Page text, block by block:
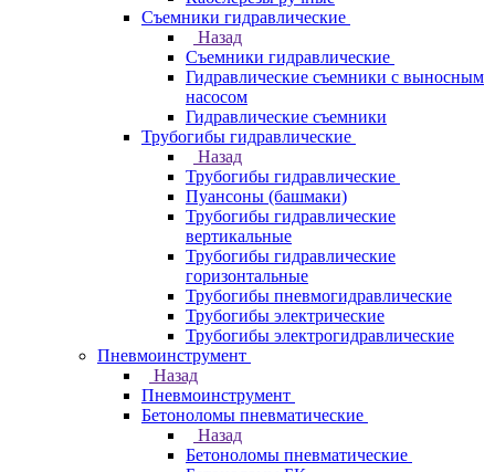
Съемники гидравлические
Назад
Съемники гидравлические
Гидравлические cъемники с выносным
насосом
Гидравлические съемники
Трубогибы гидравлические
Назад
Трубогибы гидравлические
Пуансоны (башмаки)
Трубогибы гидравлические
вертикальные
Трубогибы гидравлические
горизонтальные
Трубогибы пневмогидравлические
Трубогибы электрические
Трубогибы электрогидравлические
Пневмоинструмент
Назад
Пневмоинструмент
Бетоноломы пневматические
Назад
Бетоноломы пневматические